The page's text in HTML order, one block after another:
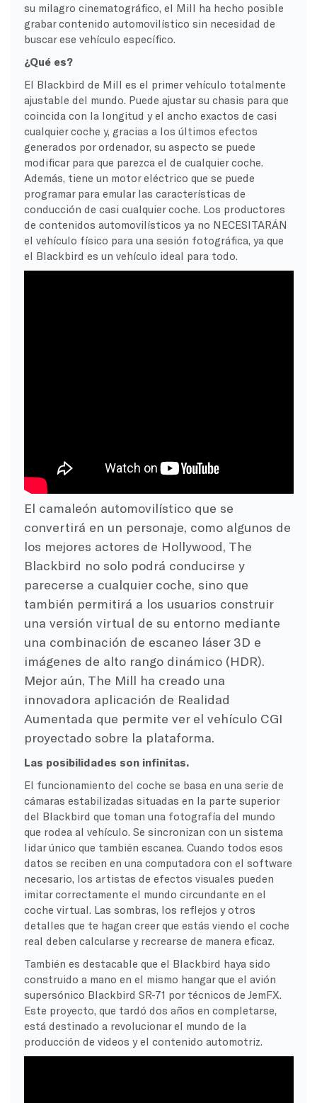
su milagro cinematográfico, el Mill ha hecho posible
grabar contenido automovilístico sin necesidad de
buscar ese vehículo específico.
¿Qué es?
El Blackbird de Mill es el primer vehículo totalmente
ajustable del mundo. Puede ajustar su chasis para que
coincida con la longitud y el ancho exactos de casi
cualquier coche y, gracias a los últimos efectos
generados por ordenador, su aspecto se puede
modificar para que parezca el de cualquier coche.
Además, tiene un motor eléctrico que se puede
programar para emular las características de
conducción de casi cualquier coche. Los productores
de contenidos automovilísticos ya no NECESITARÁN
el vehículo físico para una sesión fotográfica, ya que
el Blackbird es un vehículo ideal para todo.
El camaleón automovilístico que se
convertirá en un personaje, como algunos de
los mejores actores de Hollywood, The
Blackbird no solo podrá conducirse y
parecerse a cualquier coche, sino que
también permitirá a los usuarios construir
una versión virtual de su entorno mediante
una combinación de escaneo láser 3D e
imágenes de alto rango dinámico (HDR).
Mejor aún, The Mill ha creado una
innovadora aplicación de Realidad
Aumentada que permite ver el vehículo CGI
proyectado sobre la plataforma.
Las posibilidades son infinitas.
El funcionamiento del coche se basa en una serie de
cámaras estabilizadas situadas en la parte superior
del Blackbird que toman una fotografía del mundo
que rodea al vehículo. Se sincronizan con un sistema
lidar único que también escanea. Cuando todos esos
datos se reciben en una computadora con el software
necesario, los artistas de efectos visuales pueden
imitar correctamente el mundo circundante en el
coche virtual. Las sombras, los reflejos y otros
detalles que te hagan creer que estás viendo el coche
real deben calcularse y recrearse de manera eficaz.
También es destacable que el Blackbird haya sido
construido a mano en el mismo hangar que el avión
supersónico Blackbird SR-71 por técnicos de JemFX.
Este proyecto, que tardó dos años en completarse,
está destinado a revolucionar el mundo de la
producción de videos y el contenido automotriz.